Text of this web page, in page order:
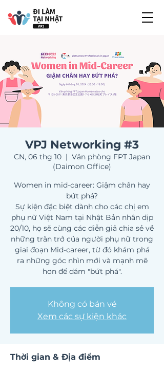
VPJ Networking #3
CN, 06 thg 10
  |
Văn phòng FPT Japan
(Daimon Office)
Women in mid-career: Giậm chân hay
bứt phá?
Sự kiện đặc biệt dành cho các chị em
phụ nữ Việt Nam tại Nhật Bản nhân dịp
20/10, họ sẽ cùng các diễn giả chia sẻ về
những trăn trở của người phụ nữ trong
giai đoạn Mid-career, từ đó khám phá
ra những góc nhìn mới và mạnh mẽ
hơn để dám "bứt phá".
Không có bán vé
Xem các sự kiện khác
Thời gian & Địa điểm